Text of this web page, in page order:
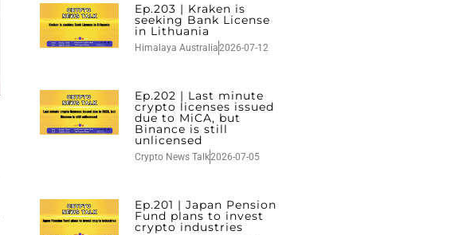
Ep.203 | Kraken is
seeking Bank License
in Lithuania
Himalaya Australia2026-07-12
Ep.202 | Last minute
crypto licenses issued
due to MiCA, but
Binance is still
unlicensed
Crypto News Talk2026-07-05
Ep.201 | Japan Pension
Fund plans to invest
crypto industries